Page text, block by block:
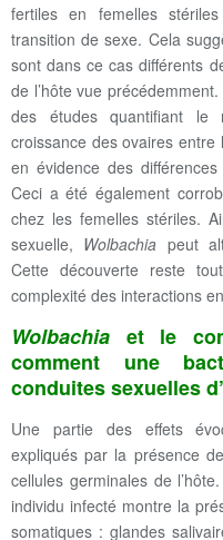
fertiles en femelles
transition de sexe. Cela
sont dans ce cas différents
de l’hôte vue
des études quantifiant le
croissance des ovaires
en évidence des
Ceci a été également
chez les femelles stériles.
sexuelle, Wolbachia peut
Cette découverte reste
complexité des interactions
Wolbachia et le
comment une
conduites sexuelles
Une partie des effets
expliqués par la présence
cellules germinales de
individu infecté montre la
somatiques : glandes